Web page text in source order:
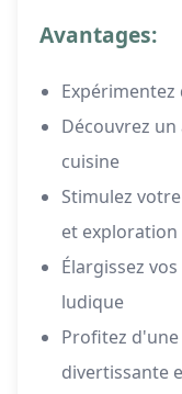
Avantages:
Découvrez
cuisine
Stimulez
et exploration
Élargissez
ludique
Profitez
divertissante